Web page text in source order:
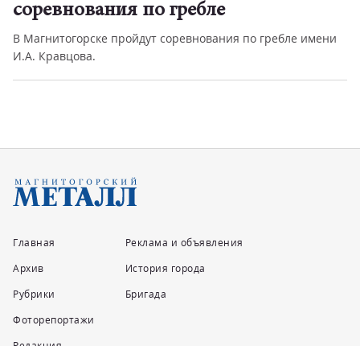
соревнования по гребле
В Магнитогорске пройдут соревнования по гребле имени
И.А. Кравцова.
Главная
Архив
Рубрики
Фоторепортажи
Реклама и объявления
История города
Бригада